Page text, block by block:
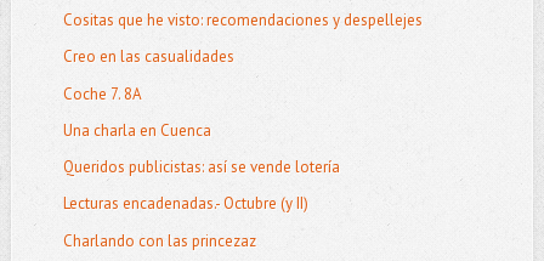
Cositas que he visto: recomendaciones y despellejes
Creo en las casualidades
Coche 7. 8A
Una charla en Cuenca
Queridos publicistas: así se vende lotería
Lecturas encadenadas.- Octubre (y II)
Charlando con las princezaz